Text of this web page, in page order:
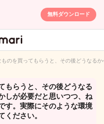
無料ダウンロード
名QA
のを買ってもらうと、その後どうなる
もらうと、その後どうなる
しが必要だと思いつつ、ね
す。実際にそのような環境
ください。